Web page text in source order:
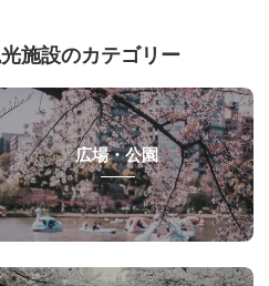
施設のカテゴリー
広場・公園